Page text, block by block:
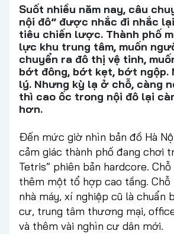
Suốt nhiều năm nay, câu
nội đô” được nhắc đi nhắc
tiêu chiến lược. Thành phố
lực khu trung tâm, muốn
chuyển ra đô thị vệ tinh,
bớt đông, bớt kẹt, bớt ngộp.
lý. Nhưng kỳ lạ ở chỗ, càng
thì cao ốc trong nội đô lại
hơn.
Đến mức giờ nhìn bản đồ Hà
cảm giác thành phố đang chơi
Tetris” phiên bản hardcore.
thêm một tổ hợp cao tầng. Chỗ
nhà máy, xí nghiệp cũ là chuẩn
cư, trung tâm thương mại,
và thêm vài nghìn cư dân mới.